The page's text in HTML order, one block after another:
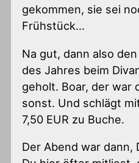
gekommen, sie sei
Frühstück…
Na gut, dann also
des Jahres beim
geholt. Boar, der war
sonst. Und schlägt
7,50 EUR zu Buche.
Der Abend war dann,